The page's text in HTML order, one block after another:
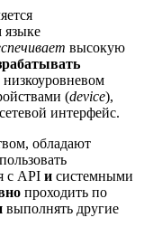
языке
высокую
низкоуровневом
(device),
интерфейс.
обладают
с API и системными
проходить по
выполнять другие